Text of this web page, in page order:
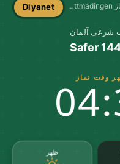
اوقات نماز Gottmadingen Diyanet
ظهر